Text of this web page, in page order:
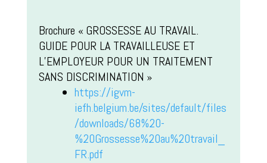
Brochure « GROSSESSE AU TRAVAIL.
GUIDE POUR LA TRAVAILLEUSE ET
L’EMPLOYEUR POUR UN TRAITEMENT
SANS DISCRIMINATION »
https://igvm-
iefh.belgium.be/sites/default/files
/downloads/68%20-
%20Grossesse%20au%20travail_
FR.pdf